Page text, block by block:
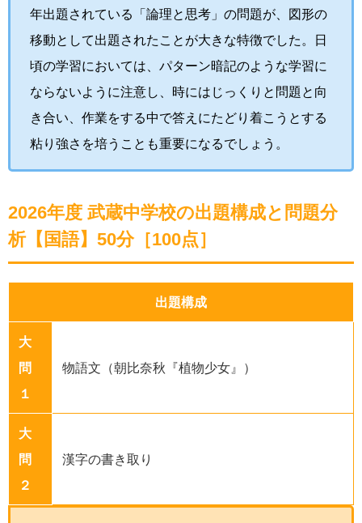
年出題されている「論理と思考」の問題が、図形の
移動として出題されたことが大きな特徴でした。日
頃の学習においては、パターン暗記のような学習に
ならないように注意し、時にはじっくりと問題と向
き合い、作業をする中で答えにたどり着こうとする
粘り強さを培うことも重要になるでしょう。
2026年度 武蔵中学校の出題構成と問題分
析【国語】50分［100点］
出題構成
大
問
１
物語文（朝比奈秋『植物少女』）
大
問
２
漢字の書き取り